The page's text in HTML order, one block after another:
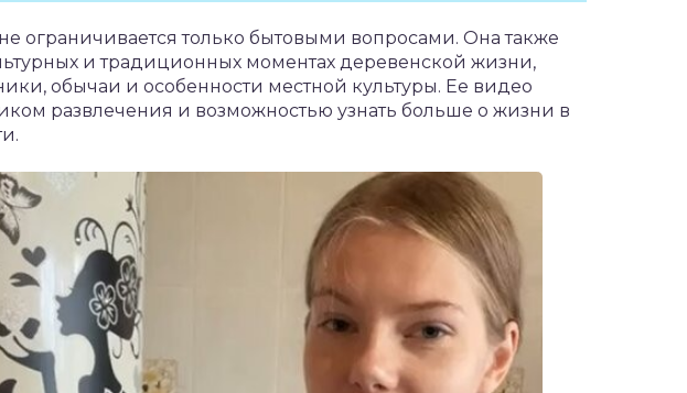
ограничивается только бытовыми вопросами. Она также
и традиционных моментах деревенской жизни,
обычаи и особенности местной культуры. Ее видео
развлечения и возможностью узнать больше о жизни в